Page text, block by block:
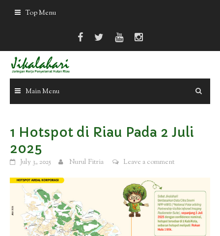
Top Menu
Main Menu
1 Hotspot di Riau Pada 2 Juli
2025
July 3, 2025 Nurul Fitria Leave a comment